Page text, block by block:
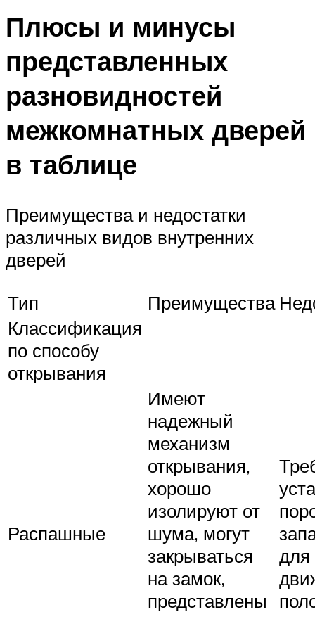
Плюсы и минусы
представленных
разновидностей
межкомнатных дверей
в таблице
Преимущества и недостатки
различных видов внутренних
дверей
Тип
Преимущества
Классификация
по способу
открывания
Распашные
Имеют
надежный
механизм
открывания,
хорошо
изолируют от
шума, могут
закрываться
на замок,
представлены
для